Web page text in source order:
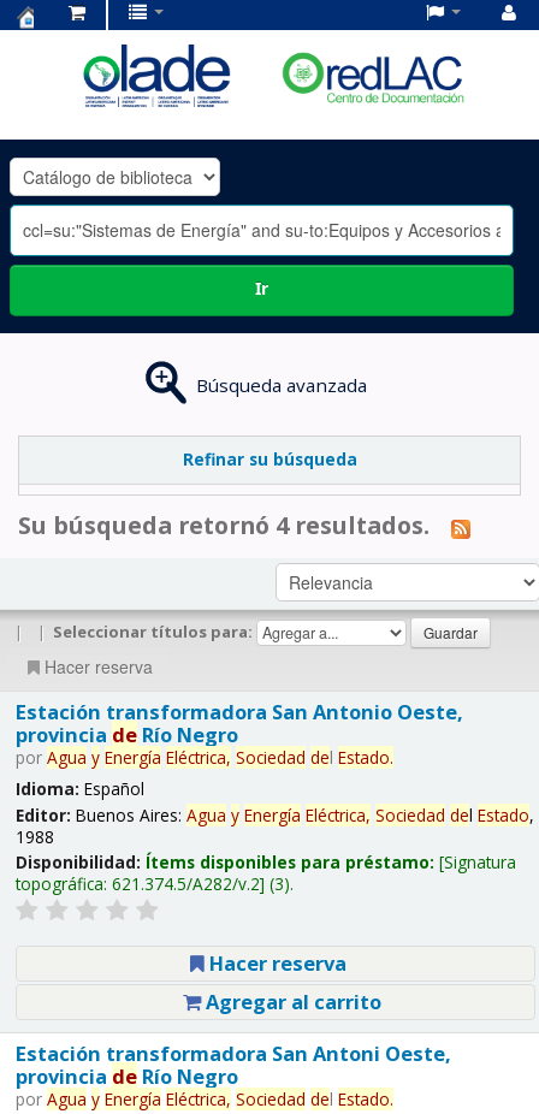
OLADE
-
Ir
Búsqueda avanzada
Refinar su búsqueda
Su búsqueda retornó 4 resultados.
| | Seleccionar títulos para:
Hacer reserva
Estación transformadora San Antonio Oeste,
provincia deRío Negro
por Agua y Energía Eléctrica, Sociedad del Estado.
Idioma: Español
Editor: Buenos Aires: Agua y Energía Eléctrica, Sociedad del Estado,
1988
Disponibilidad: Ítems disponibles para préstamo: Signatura
topográfica: 621.374.5/A282/v.2 (3).
Hacer reserva
Agregar al carrito
Estación transformadora San Antoni Oeste,
provincia deRío Negro
por Agua y Energía Eléctrica, Sociedad del Estado.